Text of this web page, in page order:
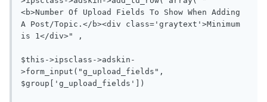
<b>Number Of Upload Fields To Show When Adding
A Post/Topic.</b><div class='graytext'>Minimum
is 1</div>" ,
$this->ipsclass->adskin-
>form_input("g_upload_fields",
$group['g_upload_fields'])